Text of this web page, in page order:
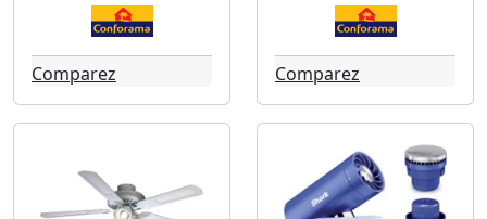
Comparez Comparez